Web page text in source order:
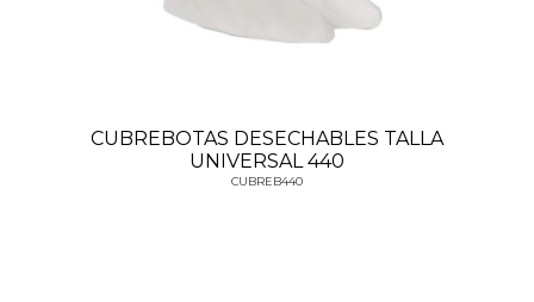
CUBREBOTAS DESECHABLES TALLA
UNIVERSAL 440
CUBREB440